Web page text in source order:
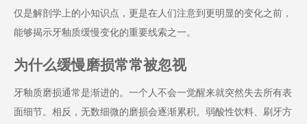
仅是解剖学上的小知识点，更是在人们注意到更明显的变化之前，
能够揭示牙釉质缓慢变化的重要线索之一。
为什么缓慢磨损常常被忽视
牙釉质磨损通常是渐进的。一个人不会一觉醒来就突然失去所有表
面细节。相反，无数细微的磨损会逐渐累积。弱酸性饮料、刷牙方